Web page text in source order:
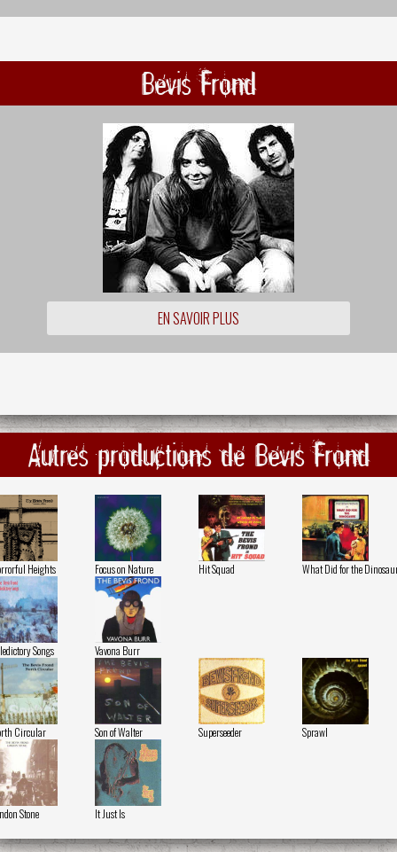
Bevis Frond
EN SAVOIR PLUS
Autres productions de Bevis Frond
Heights Focus on Nature Hit Squad What Did for the
Songs Vavona Burr
Circular Son of Walter Superseeder Sprawl
Stone It Just Is